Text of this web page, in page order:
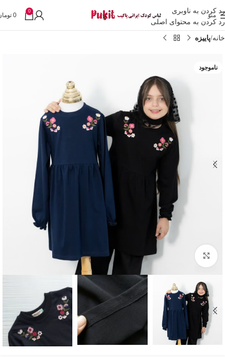
رد کردن به ناوبری
رد کردن به محتوای اصلی
منو
0
0
خانه پاییزه
ناموجود
بزرگنمایی تصویر